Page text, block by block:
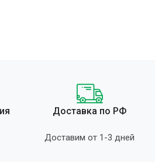
Доставка по РФ
Доставим от 1-3 дней